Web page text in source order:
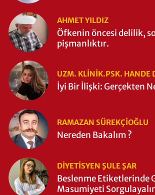
AHMET YILDIZ
Öfkenin öncesi delilik,
pişmanlıktır.
UZM. KLINIK.PSK. HANDE
İyi Bir İlişki: Gerçekten
RAMAZAN SÜREKÇIOĞLU
Nereden Bakalım ?
DIYETISYEN ŞULE ŞAR
Beslenme Etiketlerinde
Masumiyeti